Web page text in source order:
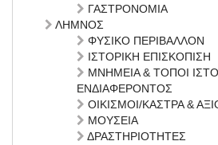
ΓΑΣΤΡΟΝΟΜΙΑ
ΛΗΜΝΟΣ
ΦΥΣΙΚΟ ΠΕΡΙΒΑΛΛΟΝ
ΙΣΤΟΡΙΚΗ ΕΠΙΣΚΟΠΙΣΗ
ΜΝΗΜΕΙΑ & ΤΟΠΟΙ
ΕΝΔΙΑΦΕΡΟΝΤΟΣ
ΟΙΚΙΣΜΟΙ/ΚΑΣΤΡΑ &
ΜΟΥΣΕΙΑ
ΔΡΑΣΤΗΡΙΟΤΗΤΕΣ